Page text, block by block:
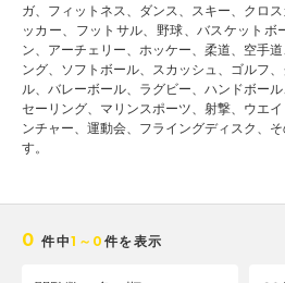
ガ、フィットネス、ダンス、スキー、クロ
ッカー、フットサル、野球、バスケットボ
ン、アーチェリー、ホッケー、柔道、空手
ング、ソフトボール、スカッシュ、ゴルフ
ル、バレーボール、ラグビー、ハンドボー
セーリング、マリンスポーツ、射撃、ウエ
ンチャー、運動会、フライングディスク、
す。
0 件中1～0 件を表示